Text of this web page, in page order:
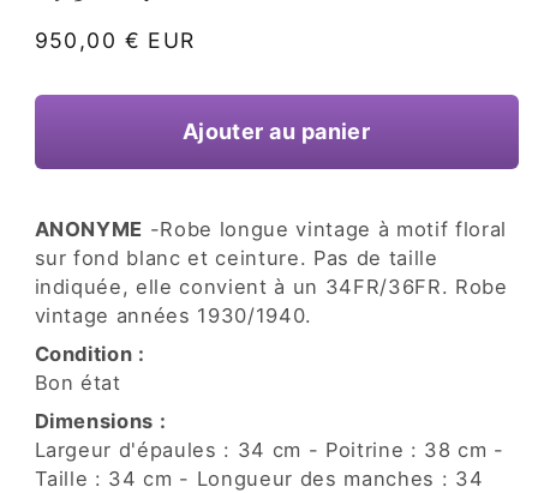
une
fenêtre
Prix
950,00 € EUR
Ajouter au panier
ANONYME -Robe longue vintage à motif floral
sur fond blanc et ceinture. Pas de taille
indiquée, elle convient à un 34FR/36FR. Robe
vintage années 1930/1940.
Condition :
Bon état
Dimensions :
Largeur d'épaules : 34 cm - Poitrine : 38 cm -
Taille : 34 cm - Longueur des manches : 34